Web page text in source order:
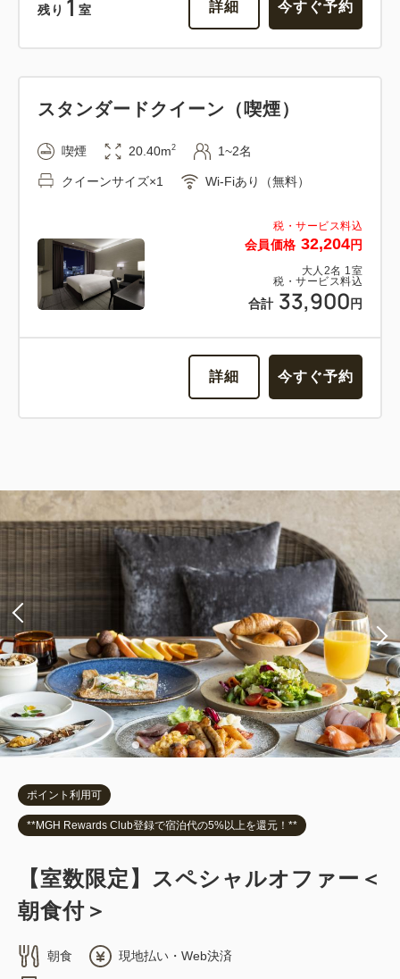
残り 1 室 詳細 今すぐ予約
税・サービス料込
会員価格 32,204円
大人 2名 1室
税・サービス料込
合計 33,900 円
スタンダードクイーン（喫煙）
喫煙 20.40m2 1~2名
クイーンサイズ×1 Wi-Fiあり（無料）
詳細 今すぐ予約
ポイント利用可
**MGH Rewards Club登録で宿泊代の5%以上を還元！**
【室数限定】スペシャルオファー＜
朝食付＞
朝食 現地払い・Web決済